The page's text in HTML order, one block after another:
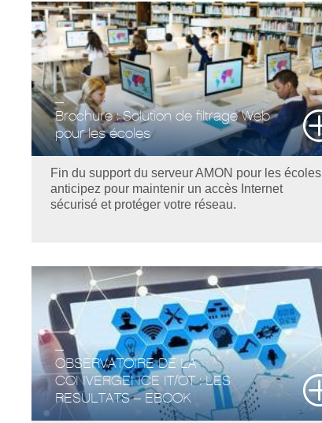
Brochure : Solution de filtrage Web
pour les écoles
Fin du support du serveur AMON pour les écoles
anticipez pour maintenir un accès Internet
sécurisé et protéger votre réseau.
OBSERVATOIRE DE LA
CONVERGENCE IT/OT : LES
RESULTATS – EBOOK